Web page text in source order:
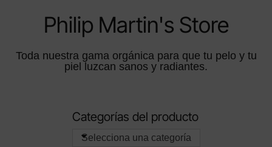
Philip Martin's Store
Toda nuestra gama orgánica para que tu pelo y tu
piel luzcan sanos y radiantes.
Categorías del producto
Selecciona una categoría